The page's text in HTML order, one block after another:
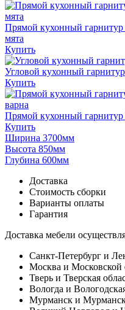
Прямой кухонный гарнитур
мята
Купить
Угловой кухонный
Купить
Прямой кухонный гарнитур
Купить
Ширина 3700мм
Высота 850мм
Глубина 600мм
Доставка
Стоимость сборки
Варианты оплаты
Гарантия
Доставка мебели
Санкт-Петербург и
Москва и Московской
Тверь и Тверская
Вологда и
Мурманск и